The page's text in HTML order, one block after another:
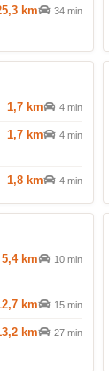
km 34 min
1,7 km 4 min
1,7 km 4 min
1,8 km 4 min
5,4 km 10 min
km 15 min
km 27 min